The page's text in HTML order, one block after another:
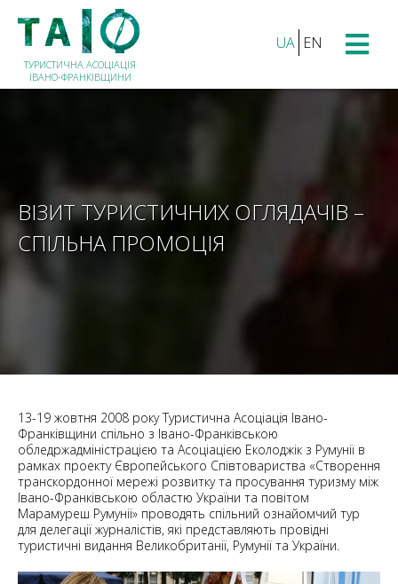
ТУРИСТИЧНА АСОЦІАЦІЯ
ІВАНО-ФРАНКІВЩИНИ
UA EN
ВІЗИТ ТУРИСТИЧНИХ ОГЛЯДАЧІВ –
СПІЛЬНА ПРОМОЦІЯ
13-19 жовтня 2008 року Туристична Асоціація Івано-
Франківщини спільно з Івано-Франківською
обледржадміністрацією та Асоціацією Еколоджік з Румунії в
рамках проекту Європейського Співтовариства «Створення
транскордонної мережі розвитку та просування туризму між
Івано-Франківською областю України та повітом
Марамуреш Румунії» проводять спільний ознайомчий тур
для делегації журналістів, які представляють провідні
туристичні видання Великобританії, Румунії та України.